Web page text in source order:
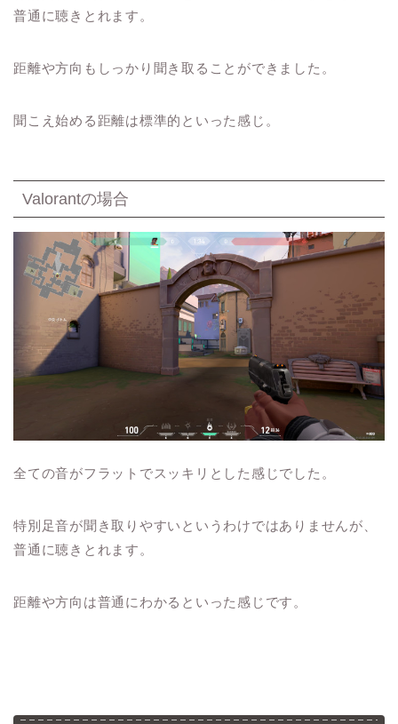
普通に聴きとれます。
距離や方向もしっかり聞き取ることができました。
聞こえ始める距離は標準的といった感じ。
Valorantの場合
全ての音がフラットでスッキリとした感じでした。
特別足音が聞き取りやすいというわけではありませんが、
普通に聴きとれます。
距離や方向は普通にわかるといった感じです。